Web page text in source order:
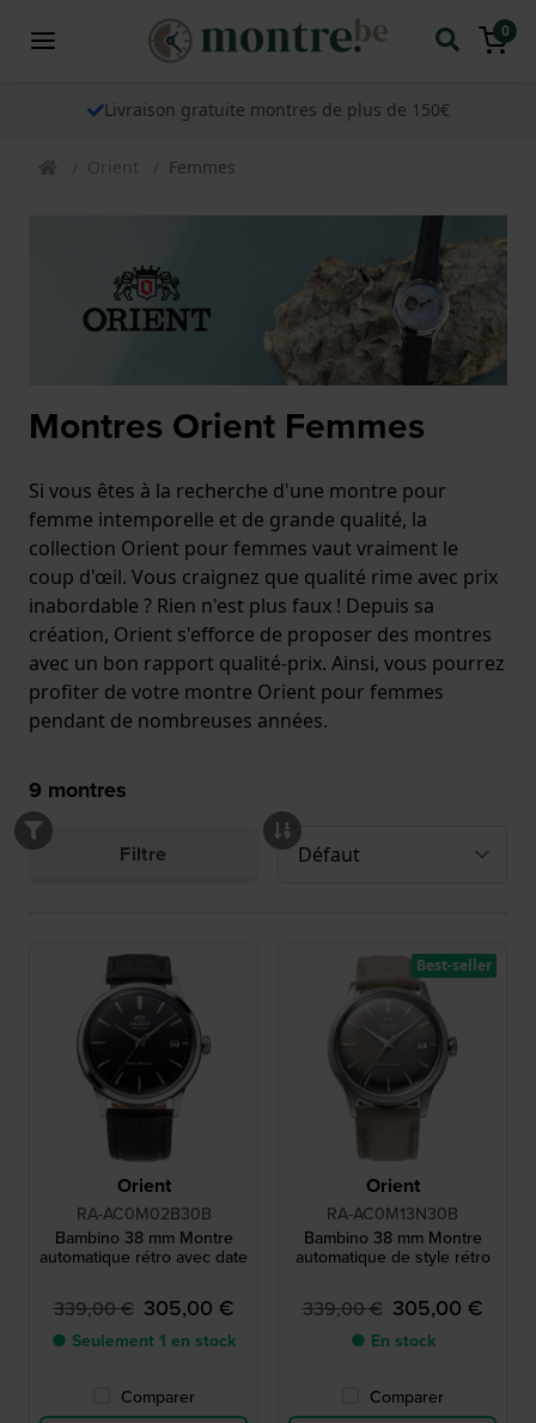
0
Livraison gratuite montres de plus de 150€
Orient Femmes
Montres Orient Femmes
Si vous êtes à la recherche d'une montre pour
femme intemporelle et de grande qualité, la
collection Orient pour femmes vaut vraiment le
coup d'œil. Vous craignez que qualité rime avec prix
inabordable ? Rien n'est plus faux ! Depuis sa
création, Orient s'efforce de proposer des montres
avec un bon rapport qualité-prix. Ainsi, vous pourrez
profiter de votre montre Orient pour femmes
pendant de nombreuses années.
9 montres
Filtre
Orient
RA-AC0M02B30B
Bambino 38 mm Montre
automatique rétro avec date
339,00 € 305,00 €
● Seulement 1 en stock
Comparer
Orient
RA-AC0M13N30B
Bambino 38 mm Montre
automatique de style rétro
339,00 € 305,00 €
● En stock
Comparer
Best-seller